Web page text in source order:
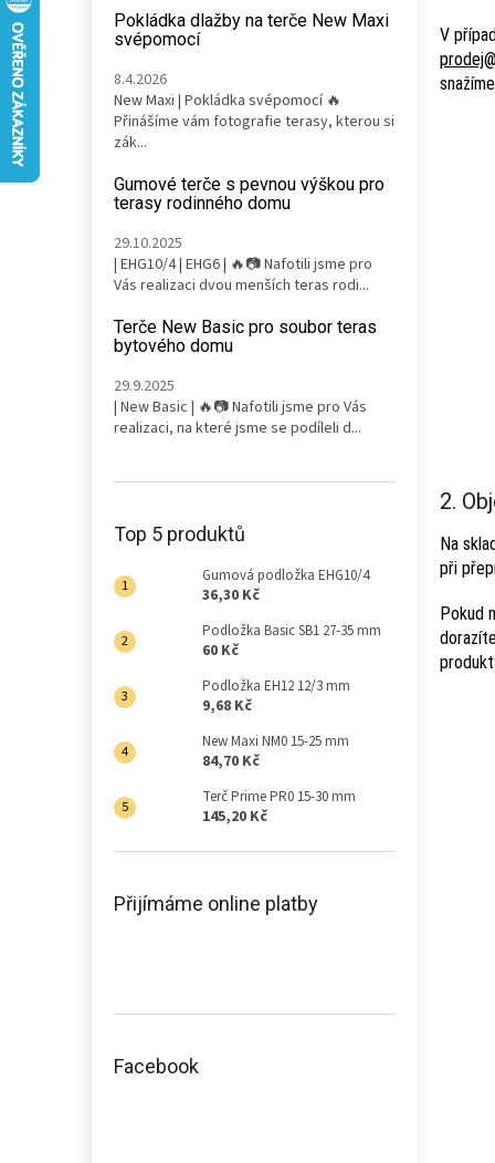
Pokládka dlažby na terče New Maxi
svépomocí
8.4.2026
New Maxi | Pokládka svépomocí 🔥
Přinášíme vám fotografie terasy, kterou si
zák...
Gumové terče s pevnou výškou pro
terasy rodinného domu
29.10.2025
| EHG10/4 | EHG6 | 🔥📷 Nafotili jsme pro
Vás realizaci dvou menších teras rodi...
Terče New Basic pro soubor teras
bytového domu
29.9.2025
| New Basic | 🔥📷 Nafotili jsme pro Vás
realizaci, na které jsme se podíleli d...
Top 5 produktů
Gumová podložka EHG10/4
36,30 Kč
Podložka Basic SB1 27-35 mm
60 Kč
Podložka EH12 12/3 mm
9,68 Kč
New Maxi NM0 15-25 mm
84,70 Kč
Terč Prime PR0 15-30 mm
145,20 Kč
Přijímáme online platby
Facebook
V
2.
Na
při
Pokud